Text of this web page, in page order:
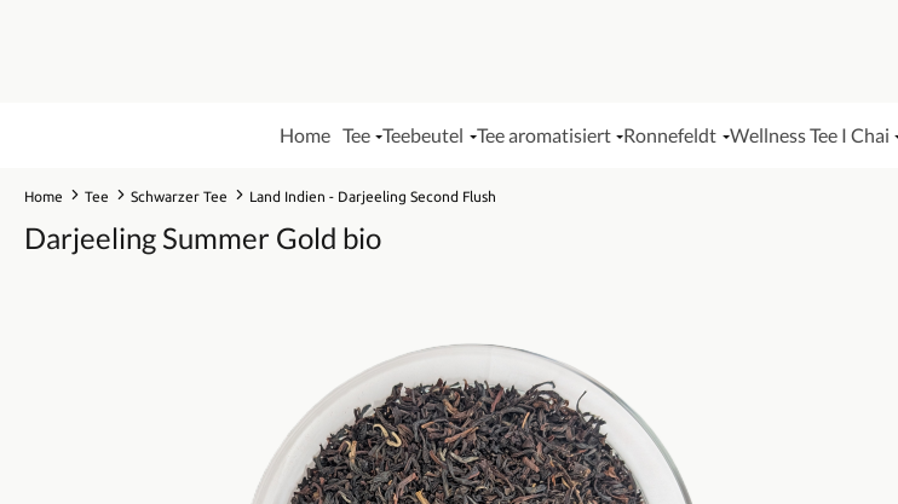
Home Tee Teebeutel Tee aromatisiert Ronnefeldt Wellness Tee I Chai
Home Tee Schwarzer Tee Land Indien - Darjeeling Second Flush
Darjeeling Summer Gold bio